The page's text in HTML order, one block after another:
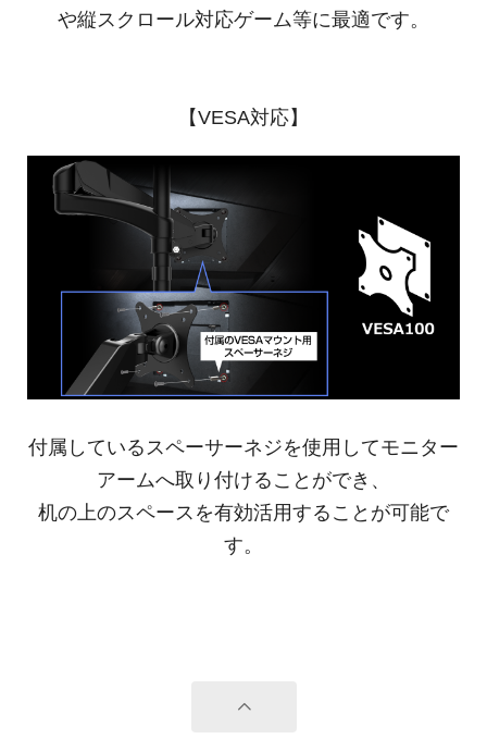
や縦スクロール対応ゲーム等に最適です。
【VESA対応】
付属しているスペーサーネジを使用してモニター
アームへ取り付けることができ、
机の上のスペースを有効活用することが可能で
す。